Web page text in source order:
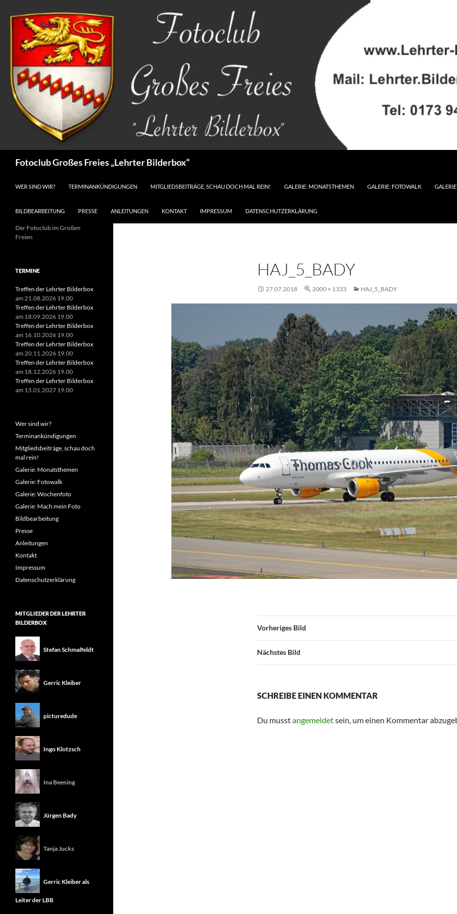
Inhalt
springen
Fotoclub Großes Freies „Lehrter Bilderbox“
WER SIND WIR? TERMINANKÜNDIGUNGEN MITGLIEDSBEITRÄGE, SCHAU DOCH MAL REIN! GALERIE: MONATSTHEMEN GALERIE: FOTOWALK
BILDBEARBEITUNG PRESSE ANLEITUNGEN KONTAKT IMPRESSUM DATENSCHUTZERKLÄRUNG
HAJ_5_BADY
27.07.2018 2000 × 1333 HAJ_5_BADY
Vorheriges Bild
Nächstes Bild
SCHREIBE EINEN KOMMENTAR
Du musstangemeldetsein, um einen Kommentar
Der Fotoclub im Großen
Freien
Suchen
TERMINE
Treffen der Lehrter Bilderbox
am 21.08.2026 19.00
Treffen der Lehrter Bilderbox
am 18.09.2026 19.00
Treffen der Lehrter Bilderbox
am 16.10.2026 19.00
Treffen der Lehrter Bilderbox
am 20.11.2026 19.00
Treffen der Lehrter Bilderbox
am 18.12.2026 19.00
Treffen der Lehrter Bilderbox
am 15.01.2027 19.00
Wer sind wir?
Terminankündigungen
Mitgliedsbeiträge, schau doch
mal rein!
Galerie: Monatsthemen
Galerie: Fotowalk
Galerie: Wochenfoto
Galerie: Mach mein Foto
Bildbearbeitung
Presse
Anleitungen
Kontakt
Impressum
Datenschutzerklärung
MITGLIEDER DER LEHRTER
BILDERBOX
Stefan Schmalfeldt
Gerric Kleiber
picturedude
Ingo Klotzsch
Ina Beening
Jürgen Bady
Tanja Jucks
Gerric Kleiber als
Leiter der LBB